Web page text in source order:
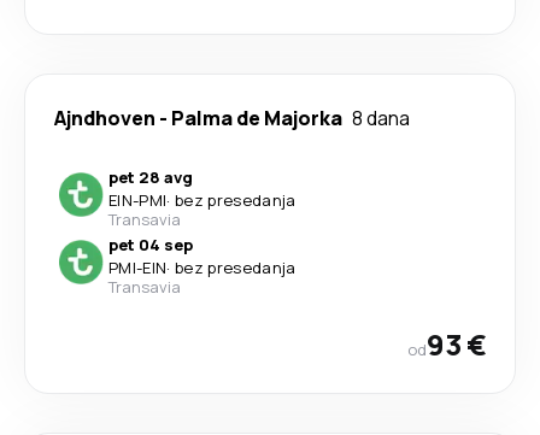
Ajndhoven - Palma de Majorka 8 dana
pet 28 avg
EIN-PMI· bez presedanja
Transavia
pet 04 sep
PMI-EIN· bez presedanja
Transavia
od93 €